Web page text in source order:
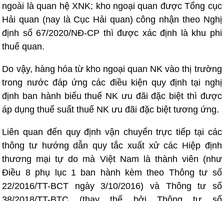
ngoài là quan hệ XNK; kho ngoại quan được Tổng cục
Hải quan (nay là Cục Hải quan) công nhận theo Nghị
định số 67/2020/NĐ-CP thì được xác định là khu phi
thuế quan.
Do vậy, hàng hóa từ kho ngoại quan NK vào thị trường
trong nước đáp ứng các điều kiện quy định tại nghị
định ban hành biểu thuế NK ưu đãi đặc biệt thì được
áp dụng thuế suất thuế NK ưu đãi đặc biệt tương ứng.
Liên quan đến quy định vận chuyển trực tiếp tại các
thông tư hướng dẫn quy tắc xuất xử các Hiệp định
thương mại tự do mà Việt Nam là thành viên (như
Điều 8 phụ lục 1 ban hành kèm theo Thông tư số
22/2016/TT-BCT ngày 3/10/2016) và Thông tư số